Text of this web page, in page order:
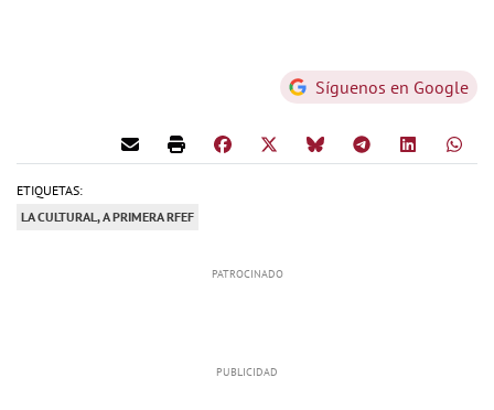
Síguenos en Google
ETIQUETAS:
LA CULTURAL, A PRIMERA RFEF